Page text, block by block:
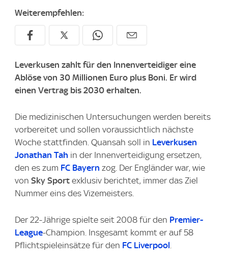
Weiterempfehlen:
Leverkusen zahlt für den Innenverteidiger eine
Ablöse von 30 Millionen Euro plus Boni. Er wird
einen Vertrag bis 2030 erhalten.
Die medizinischen Untersuchungen werden bereits
vorbereitet und sollen voraussichtlich nächste
Woche stattfinden. Quansah soll in Leverkusen
Jonathan Tah in der Innenverteidigung ersetzen,
den es zum FC Bayern zog. Der Engländer war, wie
von Sky Sport exklusiv berichtet, immer das Ziel
Nummer eins des Vizemeisters.
Der 22-Jährige spielte seit 2008 für den Premier-
League-Champion. Insgesamt kommt er auf 58
Pflichtspieleinsätze für den FC Liverpool.